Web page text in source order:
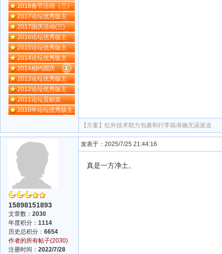
2018春节活动（三）
2017论坛优秀版主
2017国庆活动(三)
2016论坛优秀版主
2015论坛优秀版主
2014论坛优秀版主
2014相约国庆
2013论坛优秀版主
2012论坛优秀版主
2011论坛贡献奖
2010年论坛优秀版主
【方案】 红外技术助力包裹和行李箱准确无误派送
15898151893
文章数： 2030
年度积分： 1114
历史总积分： 6654
作者的所有帖子(2030)
注册时间： 2022/7/28
发表于：2025/7/25 21:44:16
真是一方净土。